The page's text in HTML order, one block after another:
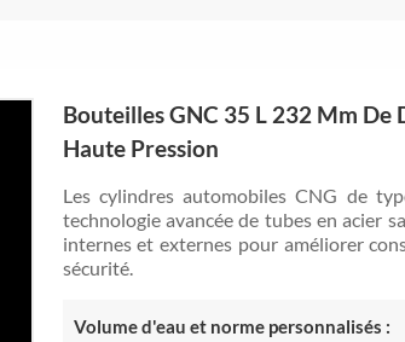
Bouteilles GNC 35 L 232 Mm De
Haute Pression
Les cylindres automobiles CNG de
technologie avancée de tubes en acier
internes et externes pour améliorer
sécurité.
Volume d'eau et norme personnalisés :